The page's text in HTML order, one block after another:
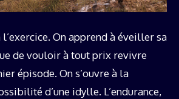
On apprend à éveiller sa
de vouloir à tout prix revivre
épisode. On s’ouvre à la
d’une idylle. L’endurance,